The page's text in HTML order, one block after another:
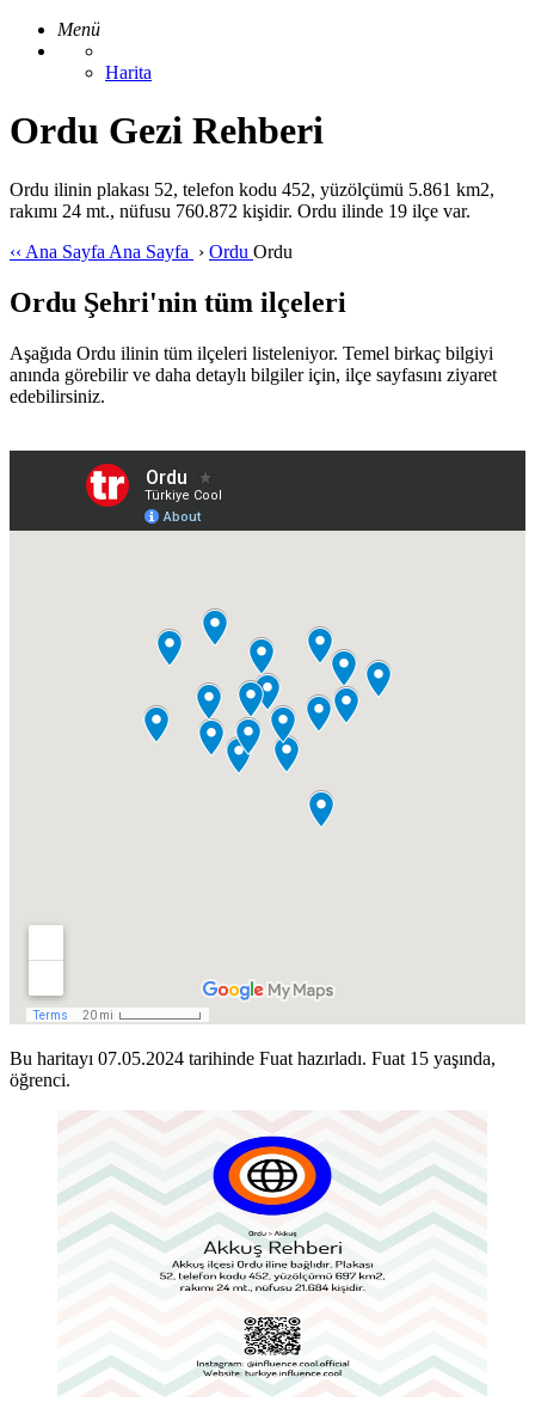
Menü
Harita
Ordu Gezi Rehberi
Ordu ilinin plakası 52, telefon kodu 452, yüzölçümü 5.861 km2,
rakımı 24 mt., nüfusu 760.872 kişidir. Ordu ilinde 19 ilçe var.
‹‹ Ana Sayfa Ana Sayfa › Ordu Ordu
Ordu Şehri'nin tüm ilçeleri
Aşağıda Ordu ilinin tüm ilçeleri listeleniyor. Temel birkaç bilgiyi
anında görebilir ve daha detaylı bilgiler için, ilçe sayfasını ziyaret
edebilirsiniz.
Bu haritayı 07.05.2024 tarihinde Fuat hazırladı. Fuat 15 yaşında,
öğrenci.